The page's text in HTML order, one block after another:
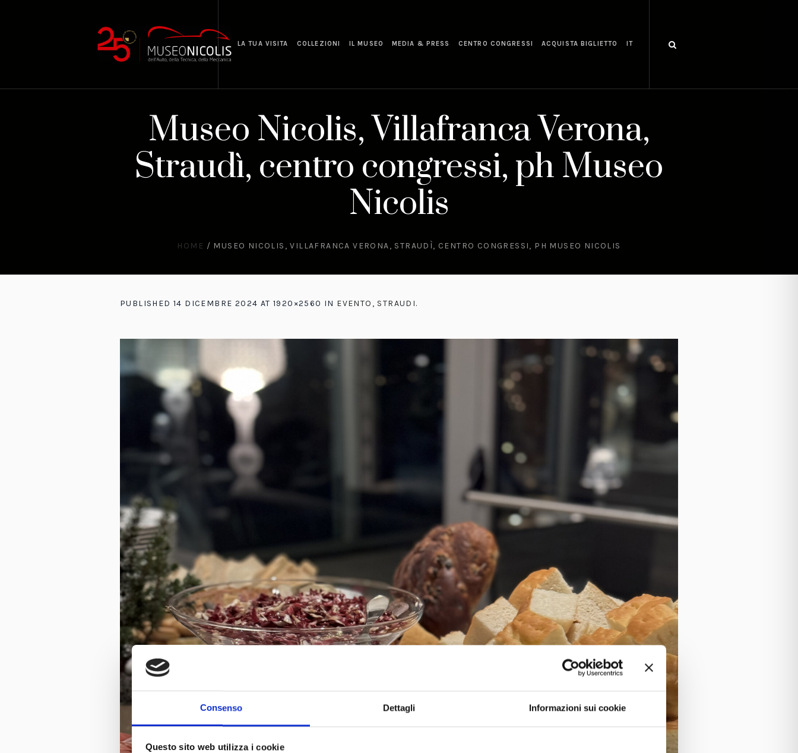
Consenso Dettagli Informazioni sui cookie
Questo sito web utilizza i cookie
LA TUA VISITA COLLEZIONI IL MUSEO MEDIA & PRESS CENTRO CONGRESSI ACQUISTA BIGLIETTO IT
Museo Nicolis, Villafranca Verona,
Straudì, centro congressi, ph Museo
Nicolis
HOME / MUSEO NICOLIS, VILLAFRANCA VERONA, STRAUDÌ, CENTRO CONGRESSI, PH MUSEO NICOLIS
PUBLISHED 14 DICEMBRE 2024 AT 1920×2560 IN EVENTO, STRAUDI.